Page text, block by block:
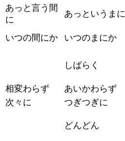
あっと言う間
に
あっというまに
いつの間にか
いつのまにか
しばらく
相変わらず
あいかわらず
次々に
つぎつぎに
どんどん